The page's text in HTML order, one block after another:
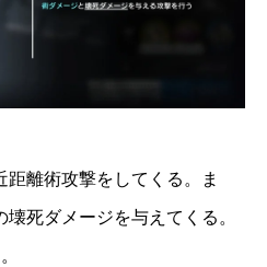
離術攻撃をしてくる。ま
死ダメージを与えてくる。